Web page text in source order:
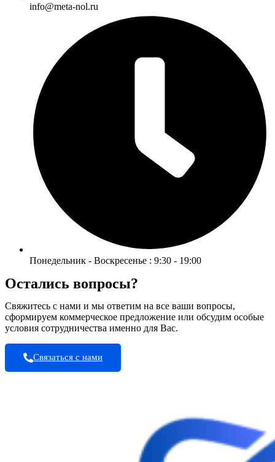
info@meta-nol.ru
Понедельник - Воскресенье : 9:30 - 19:00
Остались вопросы?
Свяжитесь с нами и мы ответим на все ваши вопросы,
сформируем коммерческое предложение или обсудим особые
условия сотрудничества именно для Вас.
Связаться с нами